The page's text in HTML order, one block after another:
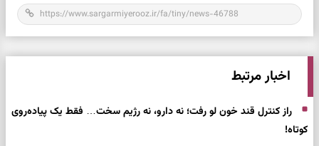
اخبار مرتبط
راز کنترل قند خون لو رفت؛ نه دارو، نه رژیم سخت… فقط یک پیاده‌روی
کوتاه!